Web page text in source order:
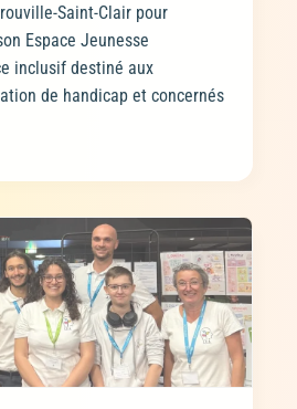
Saint-Clair pour
Espace Jeunesse
inclusif destiné aux
de handicap et concernés